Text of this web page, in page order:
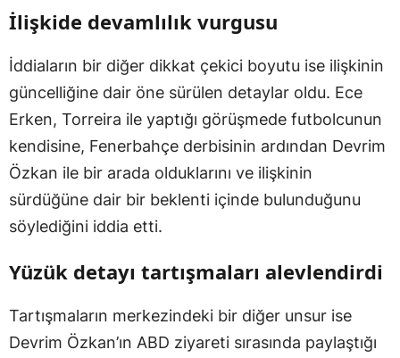
İlişkide devamlılık vurgusu
İddiaların bir diğer dikkat çekici boyutu ise ilişkinin
güncelliğine dair öne sürülen detaylar oldu. Ece
Erken, Torreira ile yaptığı görüşmede futbolcunun
kendisine, Fenerbahçe derbisinin ardından Devrim
Özkan ile bir arada olduklarını ve ilişkinin
sürdüğüne dair bir beklenti içinde bulunduğunu
söylediğini iddia etti.
Yüzük detayı tartışmaları alevlendirdi
Tartışmaların merkezindeki bir diğer unsur ise
Devrim Özkan’ın ABD ziyareti sırasında paylaştığı